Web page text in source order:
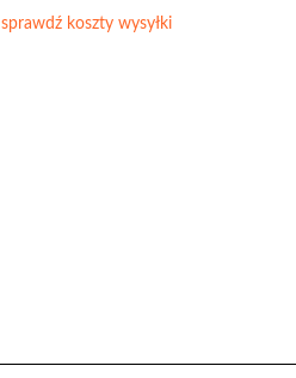
sprawdź koszty wysyłki